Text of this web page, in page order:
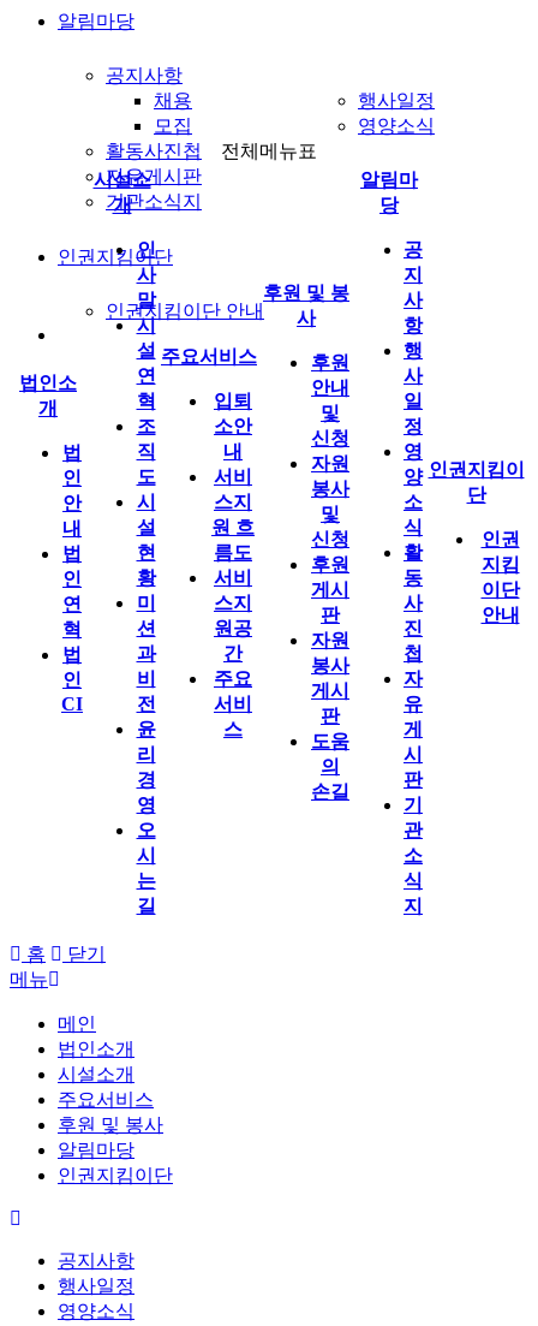
알림마당
공지사항
채용
모집
행사일정
영양소식
활동사진첩
자유게시판
기관소식지
인권지킴이단
인권지킴이단 안내
전체메뉴표
법인소
개
법
인
안
내
법
인
연
혁
법
인
CI
시설소
개
인
사
말
시
설
연
혁
조
직
도
시
설
현
황
미
션
과
비
전
윤
리
경
영
오
시
는
길
주요서비스
입퇴
소안
내
서비
스지
원 흐
름도
서비
스지
원공
간
주요
서비
스
후원 및 봉
사
후원
안내
및
신청
자원
봉사
및
신청
후원
게시
판
자원
봉사
게시
판
도움
의
손길
알림마
당
공
지
사
항
행
사
일
정
영
양
소
식
활
동
사
진
첩
자
유
게
시
판
기
관
소
식
지
인권지킴이
단
인권
지킴
이단
안내
홈
닫기
메뉴
메인
법인소개
시설소개
주요서비스
후원 및 봉사
알림마당
인권지킴이단
공지사항
행사일정
영양소식